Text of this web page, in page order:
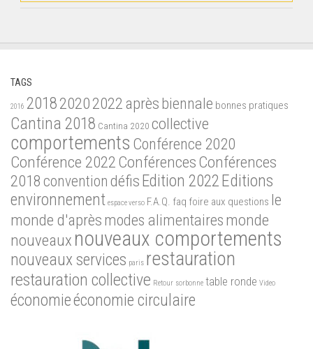
TAGS
2016 201820202022aprèsbiennale bonnes pratiques
Cantina 2018 Cantina 2020 collective
comportements Conférence 2020
Conférence 2022ConférencesConférences
2018 convention défisEdition 2022Editions
environnement espace verso F.A.Q. faq foire aux questions le
monde d'aprèsmodes alimentairesmonde
nouveaux nouveaux comportements
nouveaux services paris restauration
restauration collective Retour sorbonne table ronde Video
économieéconomie circulaire